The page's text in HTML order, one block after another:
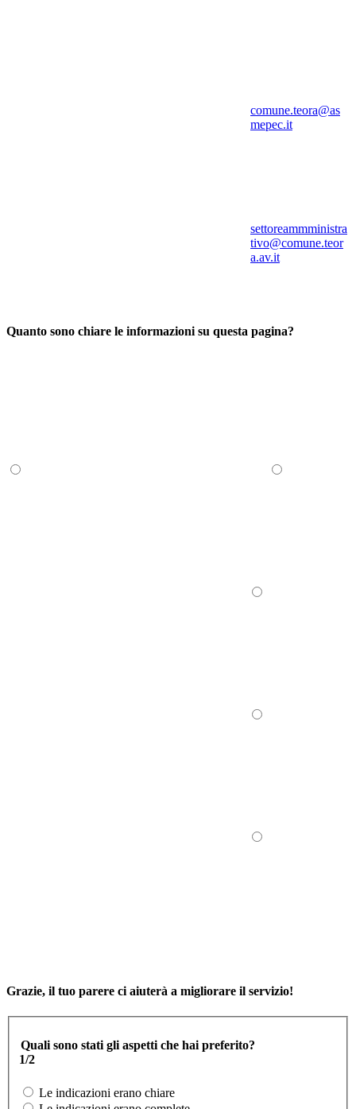
comune.teora@as
mepec.it
settoreammministra
tivo@comune.teor
a.av.it
Quanto sono chiare le informazioni su questa pagina?
Grazie, il tuo parere ci aiuterà a migliorare il servizio!
Quali sono stati gli aspetti che hai preferito?
1/2
Le indicazioni erano chiare